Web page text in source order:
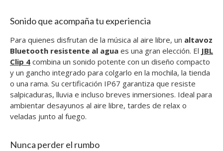
Sonido que acompaña tu experiencia
Para quienes disfrutan de la música al aire libre, un altavoz
Bluetooth resistente al agua es una gran elección. El JBL
Clip 4 combina un sonido potente con un diseño compacto
y un gancho integrado para colgarlo en la mochila, la tienda
o una rama. Su certificación IP67 garantiza que resiste
salpicaduras, lluvia e incluso breves inmersiones. Ideal para
ambientar desayunos al aire libre, tardes de relax o
veladas junto al fuego.
Nunca perder el rumbo